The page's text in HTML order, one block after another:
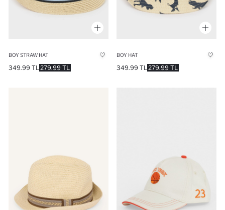
BOY STRAW HAT
279.99 TL
349.99 TL
BOY HAT
279.99 TL
349.99 TL